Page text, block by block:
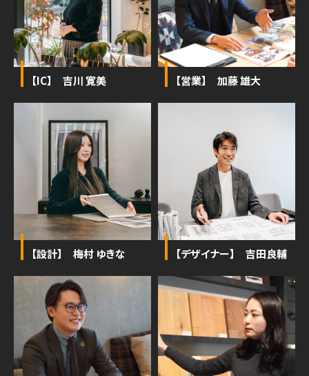
【IC】 吉川 寛美 【営業】 加藤 雄大
【設計】 梅村 ゆきな 【デザイナー】 吉田良輔